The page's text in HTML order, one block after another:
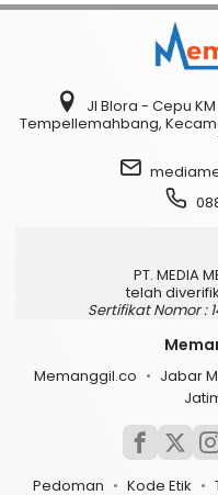
Jl Blora - Cepu KM
Tempellemahbang,
PT. MEDIA
telah
Sertifikat Nomor :
Memanggil.co Jabar
Pedoman Kode Etik